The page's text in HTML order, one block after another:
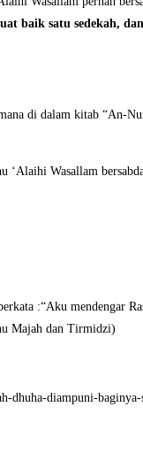
baik satu sedekah,
di dalam kitab “An-
Wasallam
:“Aku mendengar
Majah dan Tirmidzi)
dhuha-diampuni-